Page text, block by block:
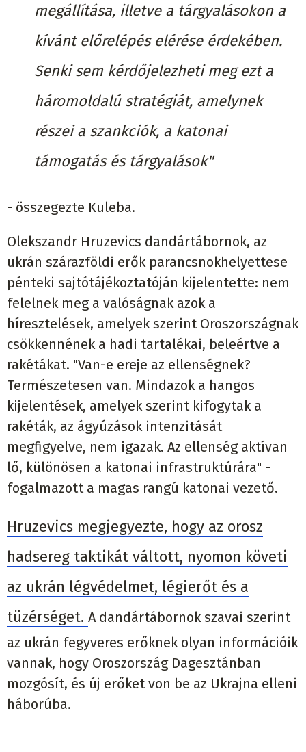
megállítása, illetve a tárgyalásokon a
kívánt előrelépés elérése érdekében.
Senki sem kérdőjelezheti meg ezt a
háromoldalú stratégiát, amelynek
részei a szankciók, a katonai
támogatás és tárgyalások"
- összegezte Kuleba.
Olekszandr Hruzevics dandártábornok, az
ukrán szárazföldi erők parancsnokhelyettese
pénteki sajtótájékoztatóján kijelentette: nem
felelnek meg a valóságnak azok a
híresztelések, amelyek szerint Oroszországnak
csökkennének a hadi tartalékai, beleértve a
rakétákat. "Van-e ereje az ellenségnek?
Természetesen van. Mindazok a hangos
kijelentések, amelyek szerint kifogytak a
rakéták, az ágyúzások intenzitását
megfigyelve, nem igazak. Az ellenség aktívan
lő, különösen a katonai infrastruktúrára" -
fogalmazott a magas rangú katonai vezető.
Hruzevics megjegyezte, hogy az orosz
hadsereg taktikát váltott, nyomon követi
az ukrán légvédelmet, légierőt és a
tüzérséget. A dandártábornok szavai szerint
az ukrán fegyveres erőknek olyan információik
vannak, hogy Oroszország Dagesztánban
mozgósít, és új erőket von be az Ukrajna elleni
háborúba.